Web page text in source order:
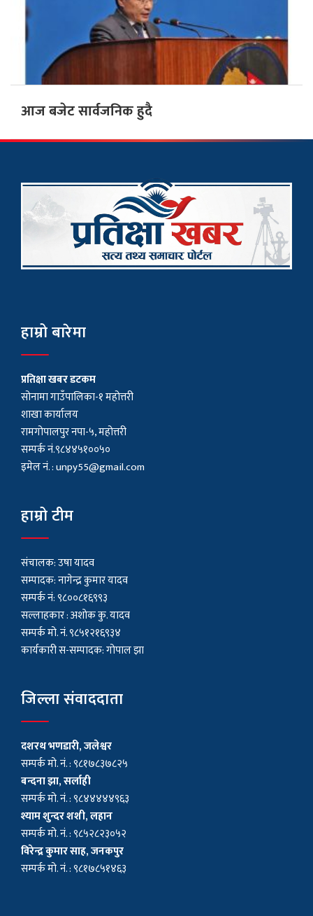
आज बजेट सार्वजनिक हुदै
हाम्रो बारेमा
प्रतिक्षा खबर डटकम
सोनामा गाउँपालिका-१ महोत्तरी
शाखा कार्यालय
रामगोपालपुर नपा-५, महोत्तरी
सम्पर्क नं.९८४४५१००५०
इमेल नं. :unpy55@gmail.com
हाम्रो टीम
संचालक: उषा यादव
सम्पादक: नागेन्द्र कुमार यादव
सम्पर्क नं: ९८००८१६९९३
सल्लाहकार : अशाेक कु. यादव
सम्पर्क मो. नं. ९८५१२१६९३४
कार्यकारी स-सम्पादक: गोपाल झा
जिल्ला संवाददाता
दशरथ भणडारी, जलेश्वर
सम्पर्क मो. नं. : ९८१७८३७८२५
बन्दना झा, सर्लाही
सम्पर्क मो. नं. : ९८४४४४४९६३
श्याम शुन्दर शशी, लहान
सम्पर्क मो. नं. : ९८५२८२३०५२
विरेन्द्र कुमार साह, जनकपुर
सम्पर्क मो. नं. : ९८१७८५१४६३